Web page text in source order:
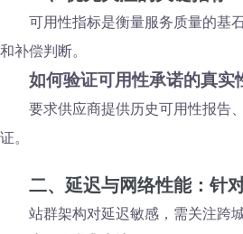
可用性指标是衡量服务质量的基
和补偿判断。
如何验证可用性承诺的真实
要求供应商提供历史可用性报告
证。
二、延迟与网络性能：针
站群架构对延迟敏感，需关注跨